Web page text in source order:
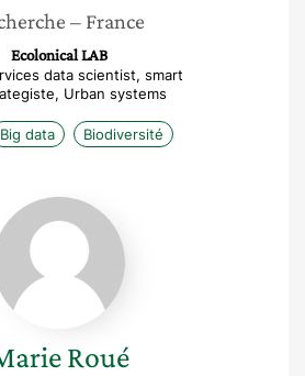
– France
Ecolonical LAB
data scientist, smart
Urban systems
Big data Biodiversité
Marie
Roué
Roué